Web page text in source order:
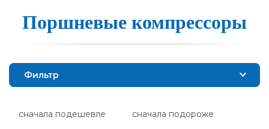
Пор­шне­вые ком­прес­со­ры
Фильтр
сначала подешевле
сначала подороже